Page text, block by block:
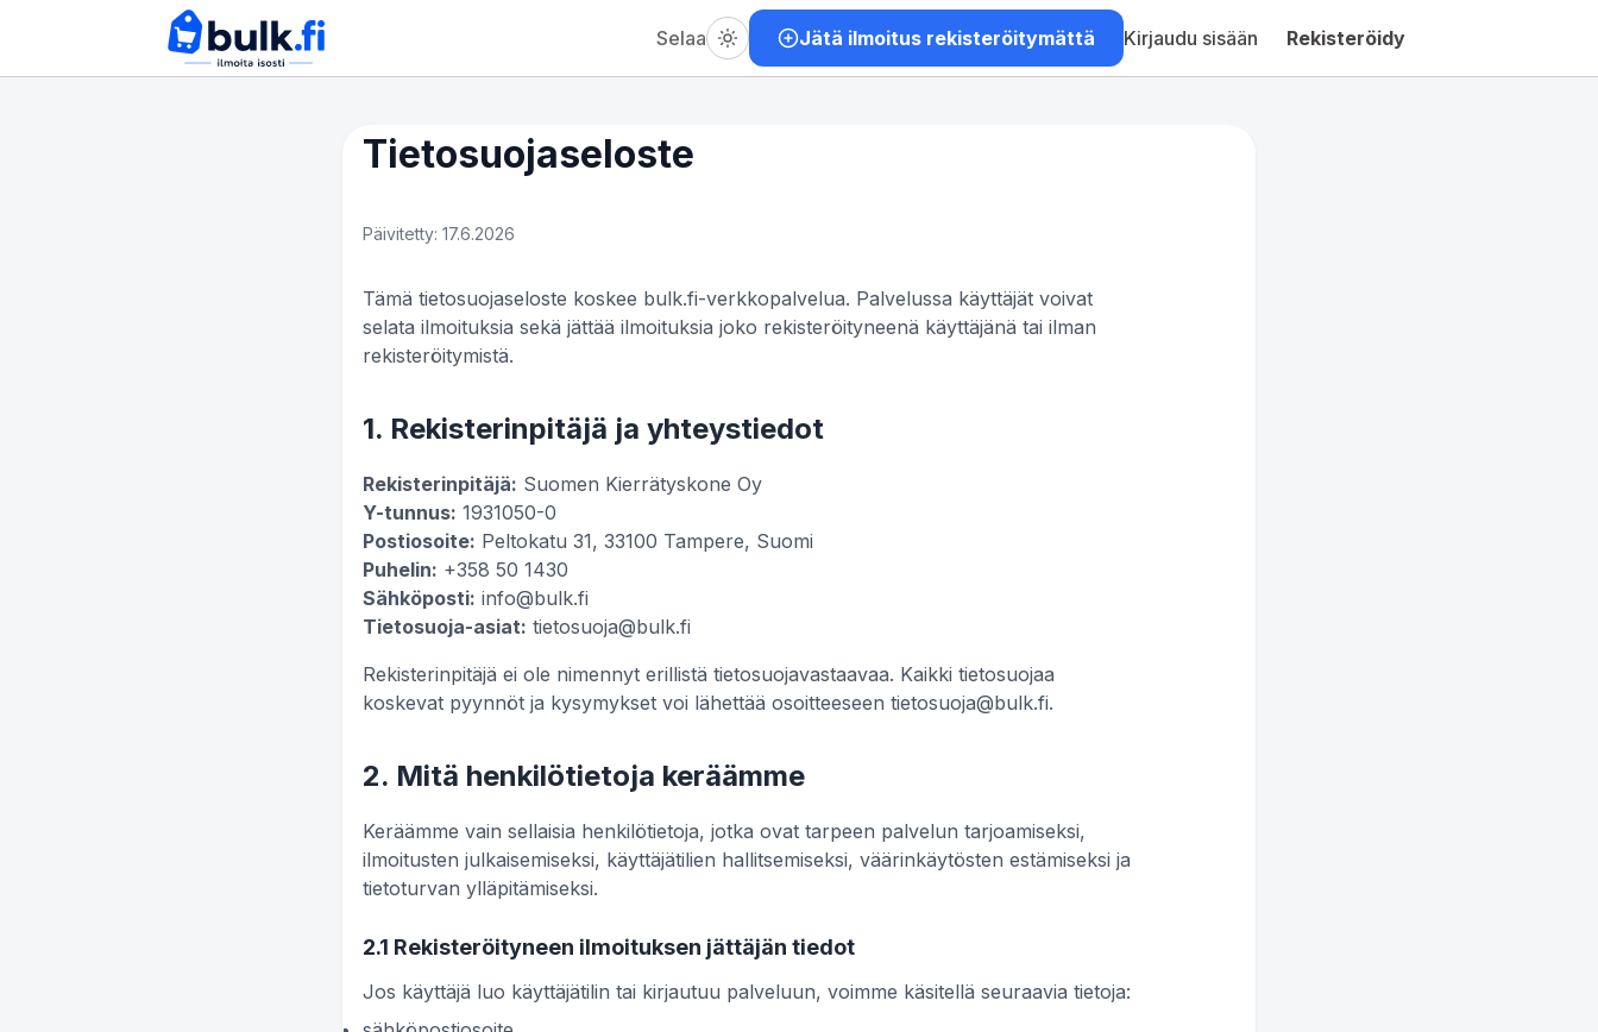
Selaa Jätä ilmoitus rekisteröitymättä Kirjaudu sisään Rekisteröidy
Tietosuojaseloste
Päivitetty: 17.6.2026
Tämä tietosuojaseloste koskee bulk.fi-verkkopalvelua. Palvelussa käyttäjät voivat
selata ilmoituksia sekä jättää ilmoituksia joko rekisteröityneenä käyttäjänä tai ilman
rekisteröitymistä.
1. Rekisterinpitäjä ja yhteystiedot
Rekisterinpitäjä: Suomen Kierrätyskone Oy
Y-tunnus: 1931050-0
Postiosoite: Peltokatu 31, 33100 Tampere, Suomi
Puhelin: +358 50 1430
Sähköposti: info@bulk.fi
Tietosuoja-asiat: tietosuoja@bulk.fi
Rekisterinpitäjä ei ole nimennyt erillistä tietosuojavastaavaa. Kaikki tietosuojaa
koskevat pyynnöt ja kysymykset voi lähettää osoitteeseen tietosuoja@bulk.fi.
2. Mitä henkilötietoja keräämme
Keräämme vain sellaisia henkilötietoja, jotka ovat tarpeen palvelun tarjoamiseksi,
ilmoitusten julkaisemiseksi, käyttäjätilien hallitsemiseksi, väärinkäytösten estämiseksi ja
tietoturvan ylläpitämiseksi.
2.1 Rekisteröityneen ilmoituksen jättäjän tiedot
Jos käyttäjä luo käyttäjätilin tai kirjautuu palveluun, voimme käsitellä seuraavia tietoja: